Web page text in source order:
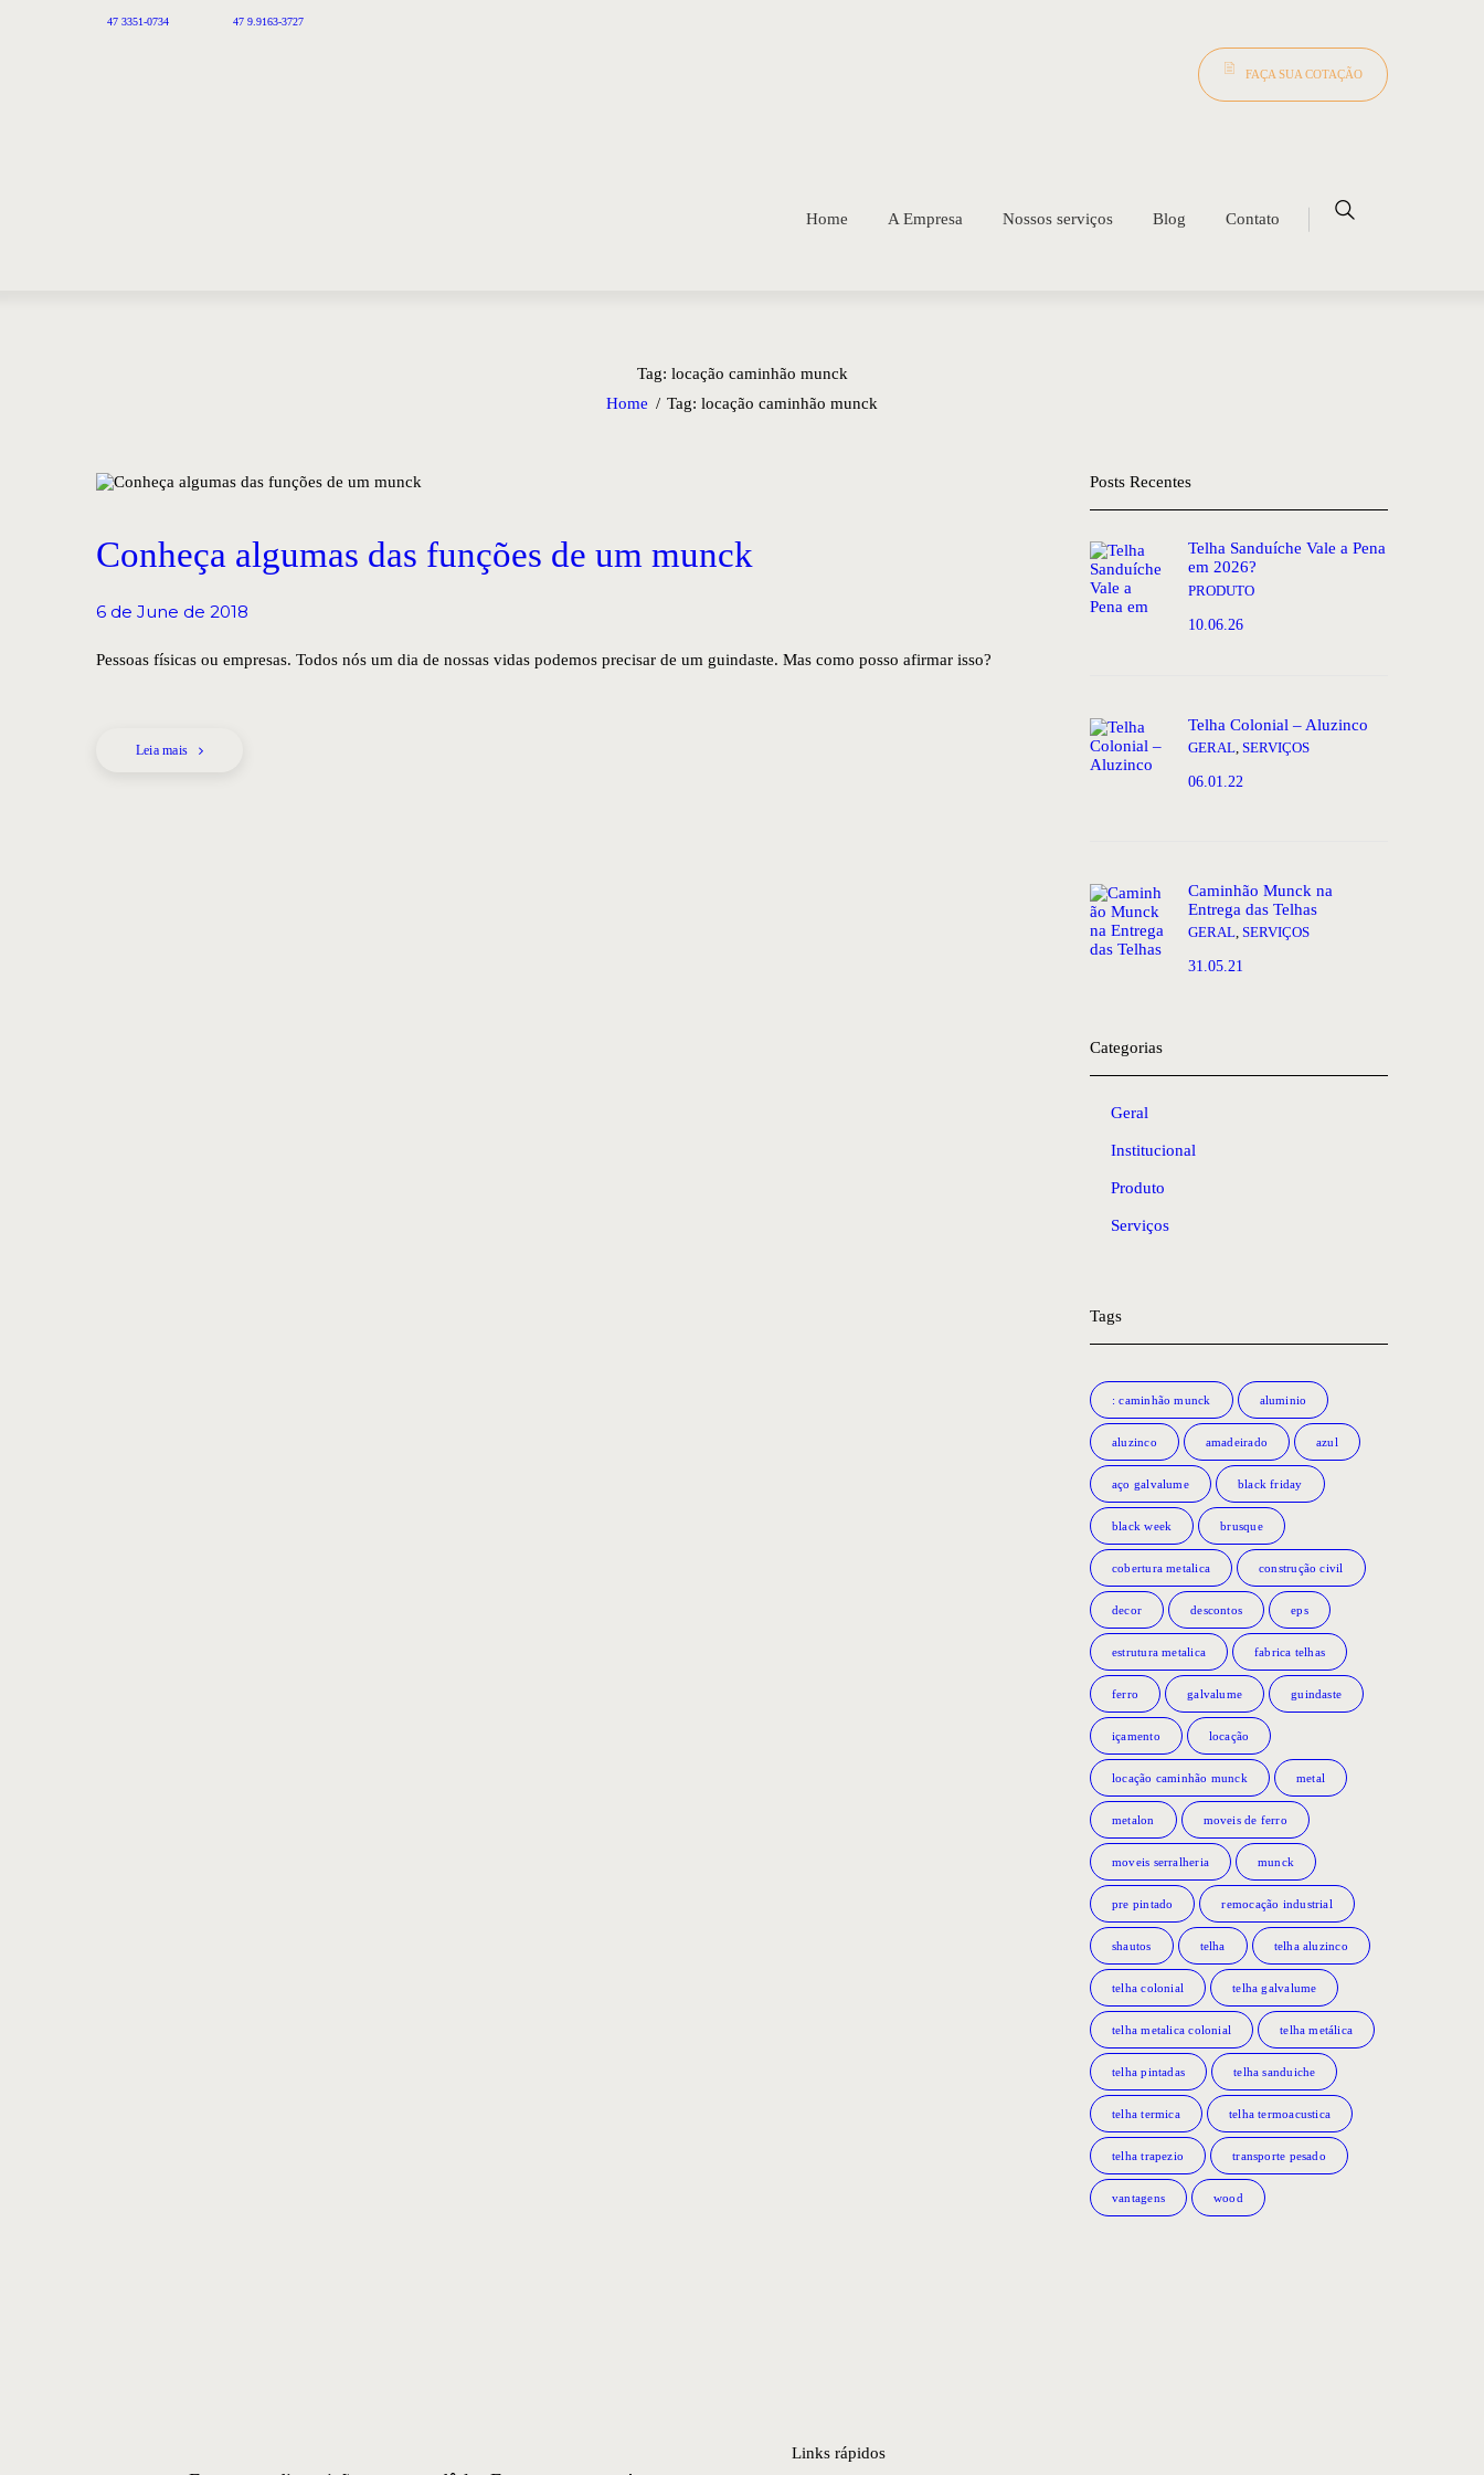
47 3351-0734 47 9.9163-3727
FAÇA SUA COTAÇÃO
Home A Empresa Nossos serviços Blog Contato
Tag: locação caminhão munck
Home
Tag: locação caminhão munck
Conheça algumas das funções de um munck
6 de June de 2018
Pessoas físicas ou empresas. Todos nós um dia de nossas vidas podemos precisar de um guindaste. Mas como posso afirmar isso?
Leia mais
Posts Recentes
Telha Sanduíche Vale a Pena
em 2026?
PRODUTO
10.06.26
Telha Colonial – Aluzinco
GERAL,SERVIÇOS
06.01.22
Caminhão Munck na
Entrega das Telhas
GERAL,SERVIÇOS
31.05.21
Categorias
Geral
Institucional
Produto
Serviços
Tags
: caminhão munck aluminio
aluzinco amadeirado azul
aço galvalume black friday
black week brusque
cobertura metalica construção civil
decor descontos eps
estrutura metalica fabrica telhas
ferro galvalume guindaste
içamento locação
locação caminhão munck metal
metalon moveis de ferro
moveis serralheria munck
pre pintado remocação industrial
shautos telha telha aluzinco
telha colonial telha galvalume
telha metalica colonial telha metálica
telha pintadas telha sanduiche
telha termica telha termoacustica
telha trapezio transporte pesado
vantagens wood
Links rápidos